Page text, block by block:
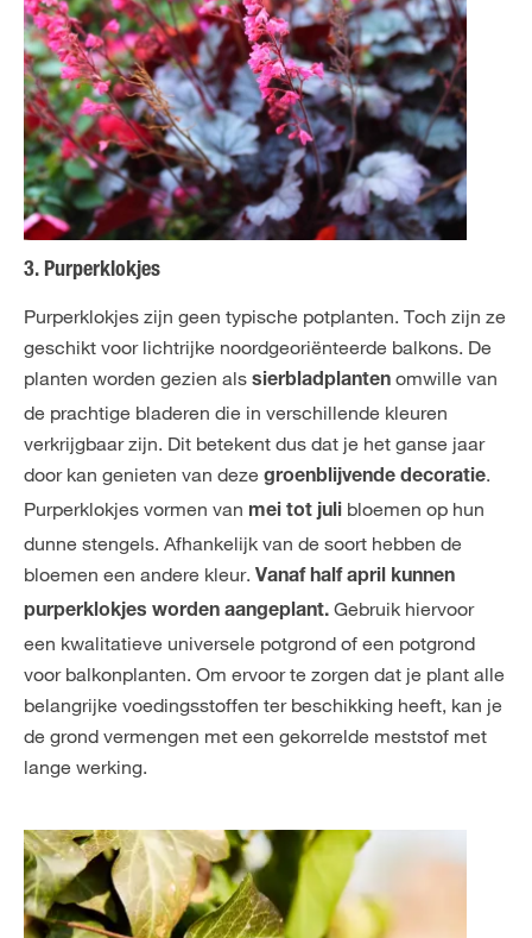
3. Purperklokjes
Purperklokjes zijn geen typische potplanten. Toch zijn ze
geschikt voor lichtrijke noordgeoriënteerde balkons. De
planten worden gezien als sierbladplanten omwille van
de prachtige bladeren die in verschillende kleuren
verkrijgbaar zijn. Dit betekent dus dat je het ganse jaar
door kan genieten van deze groenblijvende decoratie.
Purperklokjes vormen van mei tot juli bloemen op hun
dunne stengels. Afhankelijk van de soort hebben de
bloemen een andere kleur. Vanaf half april kunnen
purperklokjes worden aangeplant. Gebruik hiervoor
een kwalitatieve universele potgrond of een potgrond
voor balkonplanten. Om ervoor te zorgen dat je plant alle
belangrijke voedingsstoffen ter beschikking heeft, kan je
de grond vermengen met een gekorrelde meststof met
lange werking.